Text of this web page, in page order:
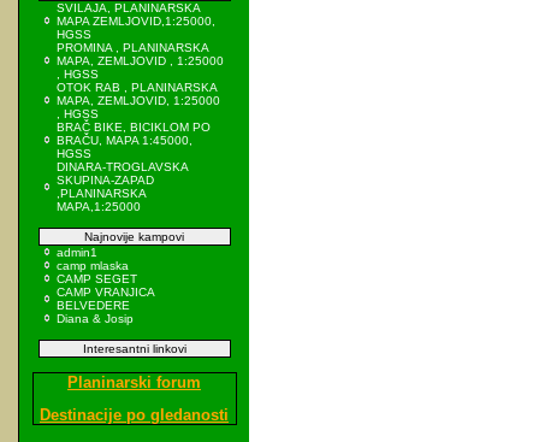
SVILAJA, PLANINARSKA
MAPA ZEMLJOVID,1:25000,
HGSS
PROMINA , PLANINARSKA
MAPA, ZEMLJOVID , 1:25000
, HGSS
OTOK RAB , PLANINARSKA
MAPA, ZEMLJOVID, 1:25000
, HGSS
BRAČ BIKE, BICIKLOM PO
BRAČU, MAPA 1:45000,
HGSS
DINARA-TROGLAVSKA
SKUPINA-ZAPAD
,PLANINARSKA
MAPA,1:25000
Najnovije kampovi
admin1
camp mlaska
CAMP SEGET
CAMP VRANJICA
BELVEDERE
Diana & Josip
Interesantni linkovi
Planinarski forum
Destinacije po gledanosti